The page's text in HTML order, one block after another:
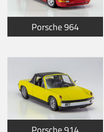
Porsche 964